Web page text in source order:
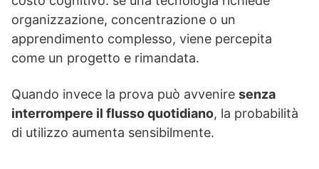
organizzazione, concentrazione o un
apprendimento complesso, viene percepita
come un progetto e rimandata.
Quando invece la prova può avvenire senza
interrompere il flusso quotidiano, la probabilità
di utilizzo aumenta sensibilmente.